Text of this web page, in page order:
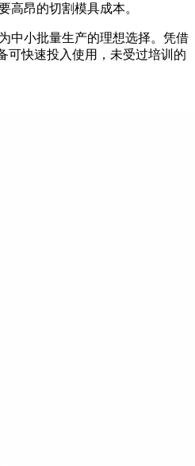
昂的切割模具成本。
中小批量生产的理想选择。凭借
可快速投入使用，未受过培训的